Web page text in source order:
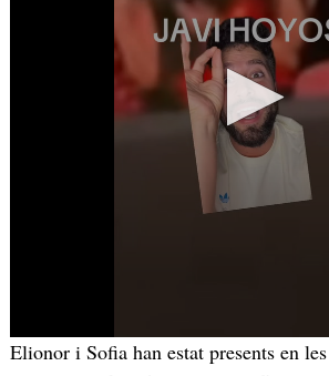
Elionor i Sofia han estat presents en